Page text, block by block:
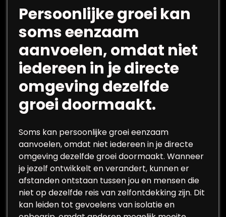
Persoonlijke groei kan
soms eenzaam
aanvoelen, omdat niet
iedereen in je directe
omgeving dezelfde
groei doormaakt.
Soms kan persoonlijke groei eenzaam
aanvoelen, omdat niet iedereen in je directe
omgeving dezelfde groei doormaakt. Wanneer
je jezelf ontwikkelt en verandert, kunnen er
afstanden ontstaan tussen jou en mensen die
niet op dezelfde reis van zelfontdekking zijn. Dit
kan leiden tot gevoelens van isolatie en